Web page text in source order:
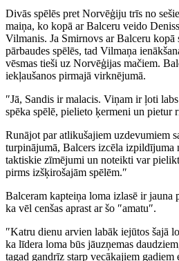
Divās spēlēs pret Norvēģiju trīs no
maiņa, ko kopā ar Balceru veido
Vilmanis. Ja Smirnovs ar Balceru kopā
pārbaudes spēlēs, tad Vilmaņa
vēsmas tieši uz Norvēģijas mačiem.
iekļaušanos pirmajā virknējumā.
″Jā, Sandis ir malacis. Viņam ir ļoti
spēka spēlē, pielieto ķermeni un pietur
Runājot par atlikušajiem uzdevumiem
turpinājumā, Balcers izcēla izpildījuma
taktiskie zīmējumi un noteikti var
pirms izšķirošajām spēlēm.″
Balceram kapteiņa loma izlasē ir jauna
ka vēl cenšas aprast ar šo ″amatu″.
″Katru dienu arvien labāk iejūtos šajā
ka līdera loma būs jāuzņemas
tagad gandrīz starp vecākajiem gadiem